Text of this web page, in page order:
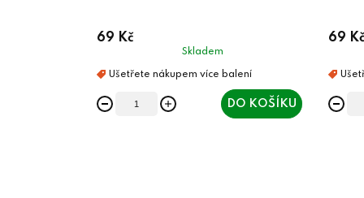
69 Kč
Skladem
DO KOŠÍKU
69 Kč